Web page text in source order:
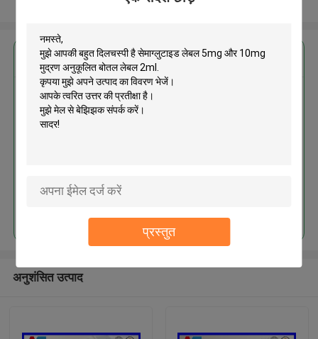
प्रस्तुत
सबसे उत्तम प्रतिदान प्राप्त करें
सेमाग्लुटाइड लेबल 5mg और 10mg
मुद्रण अनुकूलित बोतल लेबल 2ml
अनुशंसित उत्पाद